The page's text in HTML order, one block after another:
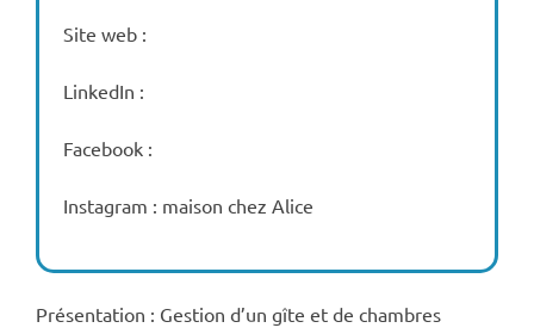
Site web :
LinkedIn :
Facebook :
Instagram : maison chez Alice
Présentation : Gestion d’un gîte et de chambres